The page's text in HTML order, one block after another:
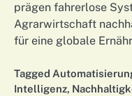
prägen fahrerlose
Agrarwirtschaft
für eine globale
Tagged
Intelligenz,